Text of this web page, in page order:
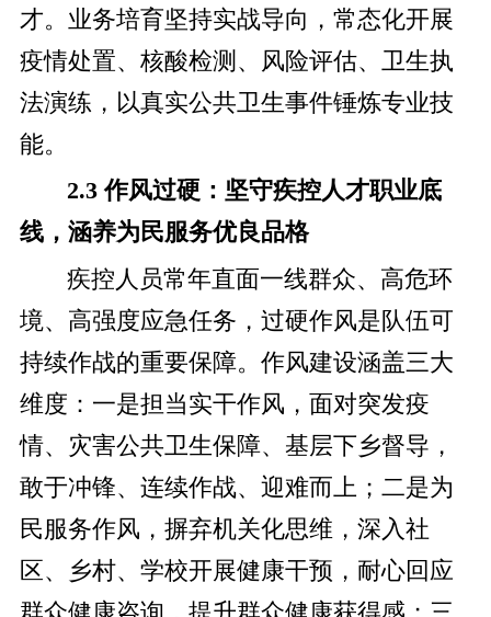
才。业务培育坚持实战导向，常态化开展
疫情处置、核酸检测、风险评估、卫生执
法演练，以真实公共卫生事件锤炼专业技
能。
2.3 作风过硬：坚守疾控人才职业底
线，涵养为民服务优良品格
疾控人员常年直面一线群众、高危环
境、高强度应急任务，过硬作风是队伍可
持续作战的重要保障。作风建设涵盖三大
维度：一是担当实干作风，面对突发疫
情、灾害公共卫生保障、基层下乡督导，
敢于冲锋、连续作战、迎难而上；二是为
民服务作风，摒弃机关化思维，深入社
区、乡村、学校开展健康干预，耐心回应